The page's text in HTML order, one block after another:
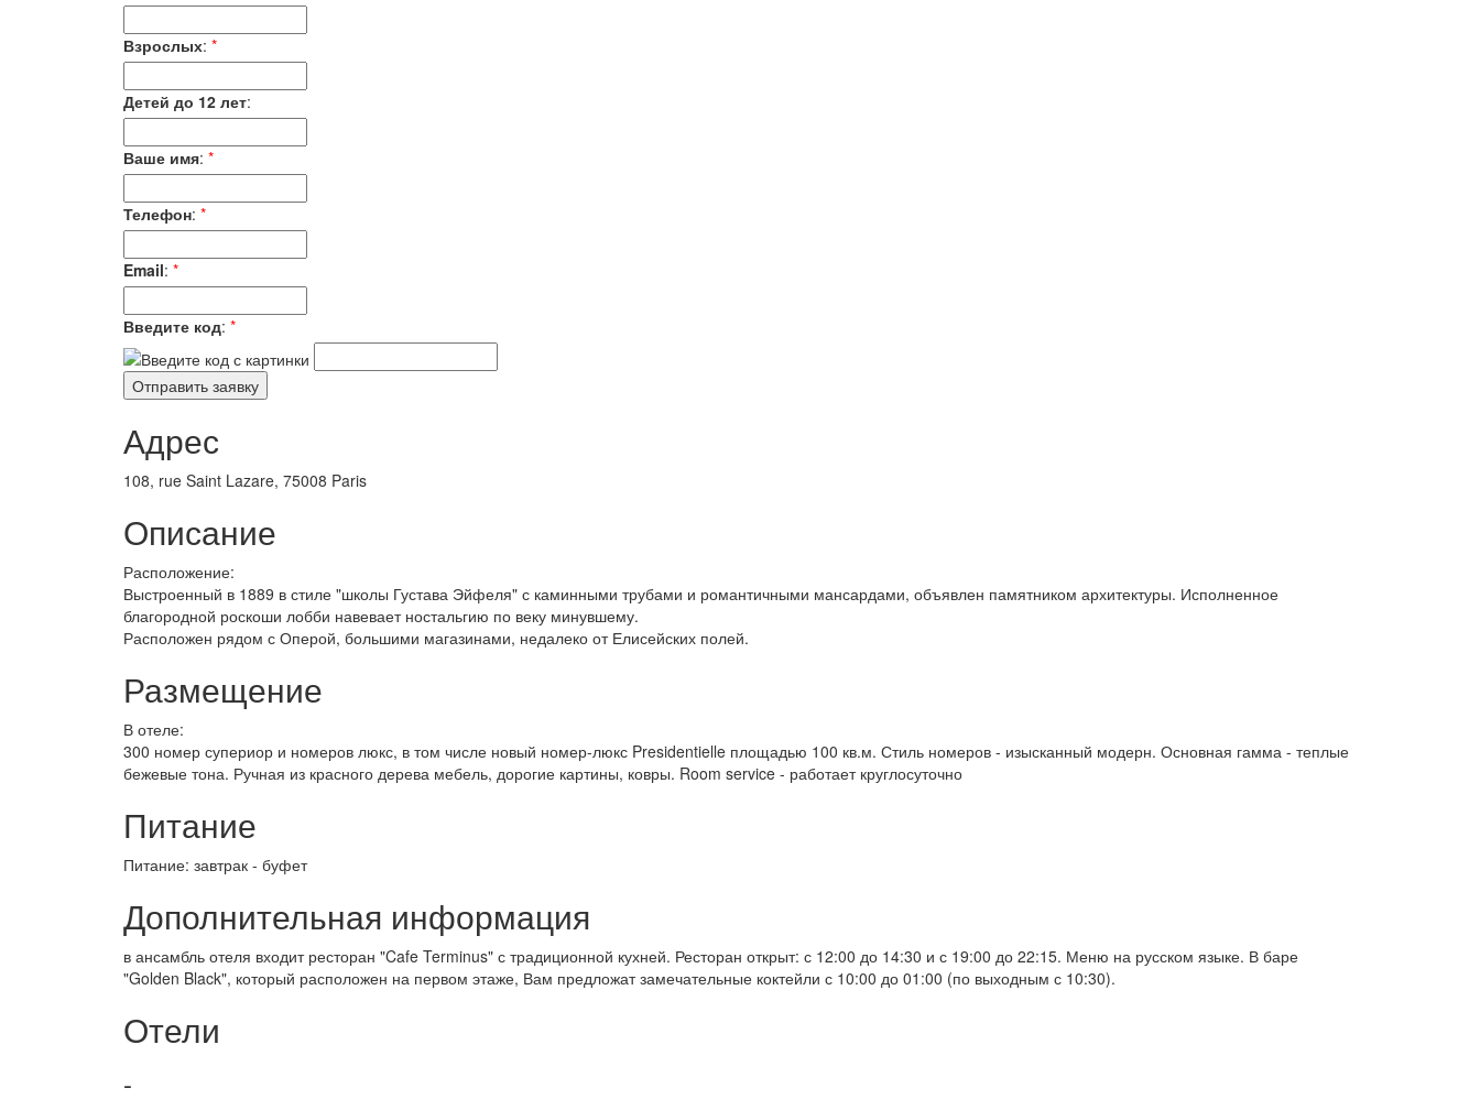
Взрослых: *
Детей до 12 лет:
Ваше имя: *
Телефон: *
Email: *
Введите код: *
Адрес
108, rue Saint Lazare, 75008 Paris
Описание
Расположение:
Выстроенный в 1889 в стиле "школы Густава Эйфеля" с каминными трубами и романтичными мансардами, объявлен памятником архитектуры. Исполненное
благородной роскоши лобби навевает ностальгию по веку минувшему.
Расположен рядом с Оперой, большими магазинами, недалеко от Елисейских полей.
Размещение
В отеле:
300 номер супериор и номеров люкс, в том числе новый номер-люкс Presidentielle площадью 100 кв.м. Стиль номеров - изысканный модерн. Основная гамма - теплые
бежевые тона. Ручная из красного дерева мебель, дорогие картины, ковры. Room service - работает круглосуточно
Питание
Питание: завтрак - буфет
Дополнительная информация
в ансамбль отеля входит ресторан "Cafe Terminus" с традиционной кухней. Ресторан открыт: с 12:00 до 14:30 и с 19:00 до 22:15. Меню на русском языке. В баре
"Golden Black", который расположен на первом этаже, Вам предложат замечательные коктейли с 10:00 до 01:00 (по выходным с 10:30).
Отели
-